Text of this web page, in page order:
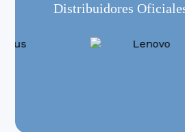
Distribuidores